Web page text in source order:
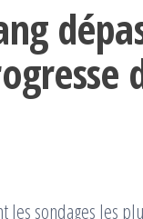
les sondages les